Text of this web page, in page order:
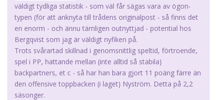
väldigt tydliga statistik - som väl får sägas vara av ögon-
typen (för att anknyta till trådens originalpost - så finns det
en enorm - och ännu tämligen outnyttjad - potential hos
Bergqvist som jag är väldigt nyfiken på.
Trots svårartad skillnad i genomsnittlig speltid, förtroende,
spel i PP, hattande mellan (inte alltid så stabila)
backpartners, et c - så har han bara gjort 11 poäng färre än
den offensive toppbacken (i laget) Nyström. Detta på 2,2
säsonger.